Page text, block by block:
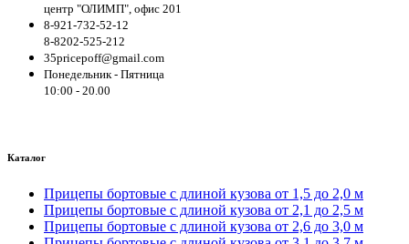
центр "ОЛИМП", офис 201
8-921-732-52-12
8-8202-525-212
35pricepoff@gmail.com
Понедельник - Пятница
10:00 - 20.00
Каталог
Прицепы бортовые с длиной кузова от 1,5 до 2,0 м
Прицепы бортовые с длиной кузова от 2,1 до 2,5 м
Прицепы бортовые с длиной кузова от 2,6 до 3,0 м